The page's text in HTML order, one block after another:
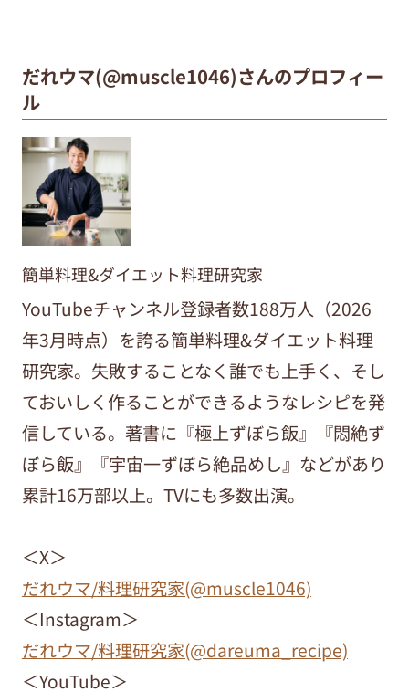
だれウマ(@muscle1046)さんのプロフィー
ル
簡単料理&ダイエット料理研究家
YouTubeチャンネル登録者数188万人（2026
年3月時点）を誇る簡単料理&ダイエット料理
研究家。失敗することなく誰でも上手く、そし
ておいしく作ることができるようなレシピを発
信している。著書に『極上ずぼら飯』『悶絶ず
ぼら飯』『宇宙一ずぼら絶品めし』などがあり
累計16万部以上。TVにも多数出演。
＜X＞
だれウマ/料理研究家(@muscle1046)
＜Instagram＞
だれウマ/料理研究家(@dareuma_recipe)
＜YouTube＞